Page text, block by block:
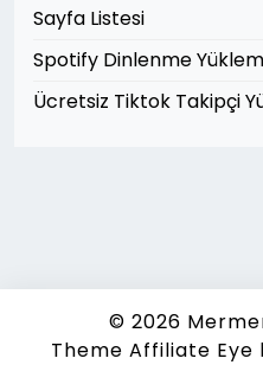
Sayfa Listesi
Spotify Dinlenme
Ücretsiz Tiktok Takipçi
© 2026
Theme Affiliate Eye